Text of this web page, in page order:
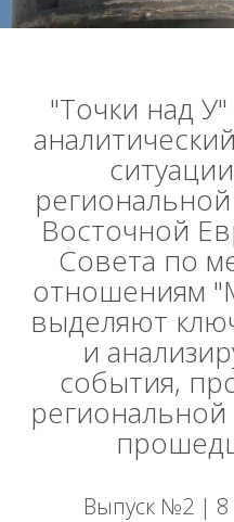
"Точки над
Восточной
Совета по
отношениям
выделяют
и
события,
региональной
Выпуск №2 | 8